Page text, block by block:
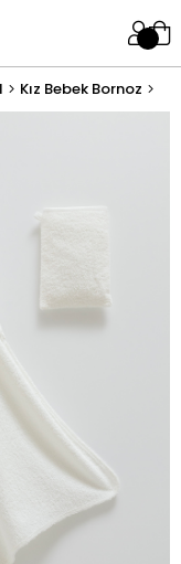
Kız Bebek Bornoz